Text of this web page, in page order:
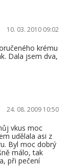
10. 03. 2010 09:02
krému
Dala jsem dva,
24. 08. 2009 10:50
vkus moc
udělala asi z
Byl moc dobrý
málo, tak
při pečení